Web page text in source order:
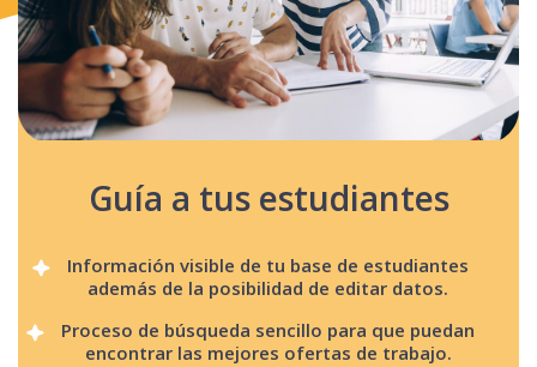
Guía a tus estudiantes
Información visible de tu base de estudiantes
además de la posibilidad de editar datos.
Proceso de búsqueda sencillo para que puedan
encontrar las mejores ofertas de trabajo.